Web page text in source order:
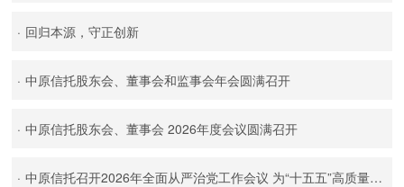
· 回归本源，守正创新
· 中原信托股东会、董事会和监事会年会圆满召开
· 中原信托股东会、董事会 2026年度会议圆满召开
· 中原信托召开2026年全面从严治党工作会议 为“十五五”高质量发展提供坚强政治保障